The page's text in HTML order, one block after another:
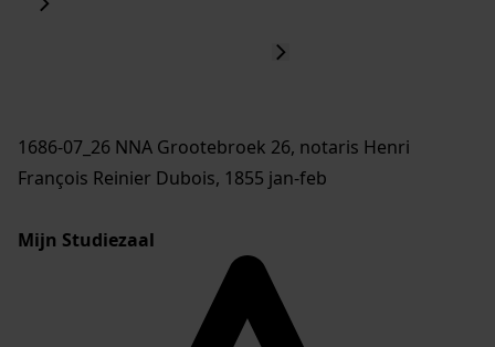
1686-07_26 NNA Grootebroek 26, notaris Henri
François Reinier Dubois, 1855 jan-feb
Mijn Studiezaal